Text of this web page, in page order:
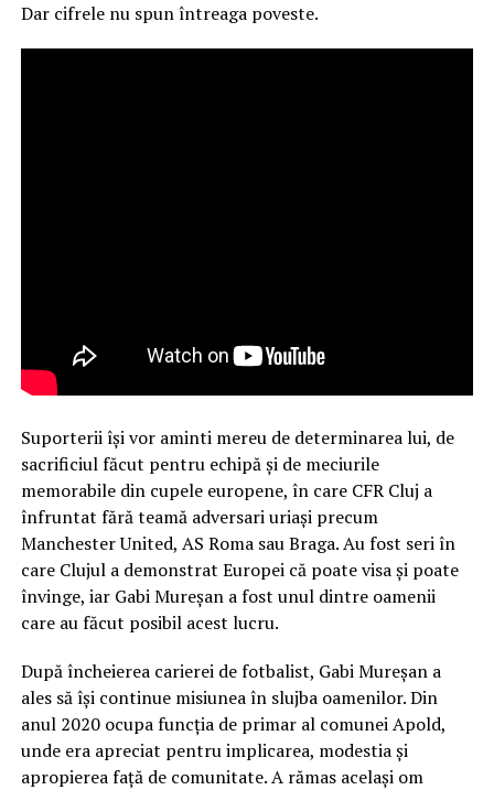
Dar cifrele nu spun întreaga poveste.
Suporterii își vor aminti mereu de determinarea lui, de
sacrificiul făcut pentru echipă și de meciurile
memorabile din cupele europene, în care CFR Cluj a
înfruntat fără teamă adversari uriași precum
Manchester United, AS Roma sau Braga. Au fost seri în
care Clujul a demonstrat Europei că poate visa și poate
învinge, iar Gabi Mureșan a fost unul dintre oamenii
care au făcut posibil acest lucru.
După încheierea carierei de fotbalist, Gabi Mureșan a
ales să își continue misiunea în slujba oamenilor. Din
anul 2020 ocupa funcția de primar al comunei Apold,
unde era apreciat pentru implicarea, modestia și
apropierea față de comunitate. A rămas același om